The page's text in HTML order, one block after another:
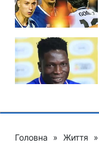
Головна » Життя »